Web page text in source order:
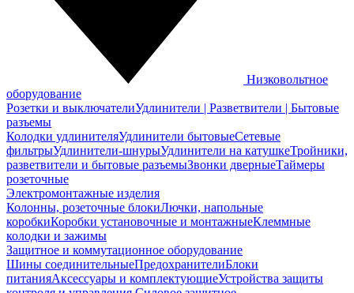
Низковольтное
оборудование
Розетки и выключателиУдлинители | Разветвители | Бытовые
разъемы
Колодки удлинителяУдлинители бытовыеСетевые
фильтрыУдлинители-шнурыУдлинители на катушкеТройники,
разветвители и бытовые разъемыЗвонки дверныеТаймеры
розеточные
Электромонтажные изделия
Колонны, розеточные блокиЛючки, напольные
коробкиКоробки установочные и монтажныеКлеммные
колодки и зажимы
Защитное и коммутационное оборудование
Шины соединительныеПредохранителиБлоки
питанияАксессуары и комплектующиеУстройства защиты